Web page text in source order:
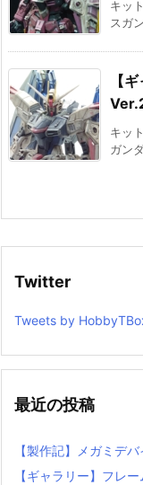
キッ
スガ
【
キッ
ガン
Twitter
Tweets by
最近の投稿
【製作記】メガミデ
【ギャラリー】フレ